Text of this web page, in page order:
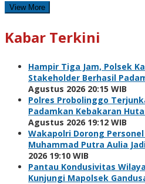
View More
Kabar Terkini
Hampir Tiga Jam, Polsek
Stakeholder Berhasil
Agustus 2026 20:15 WIB
Polres Probolinggo
Padamkan Kebakaran
Agustus 2026 19:12 WIB
Wakapolri Dorong
Muhammad Putra Aulia
2026 19:10 WIB
Pantau Kondusivitas
Kunjungi Mapolsek